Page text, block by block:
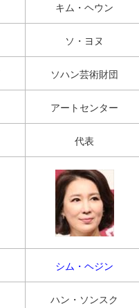
キム・ヘウン
ソ・ヨヌ
ソハン芸術財団
アートセンター
代表
シム・ヘジン
ハン・ソンスク